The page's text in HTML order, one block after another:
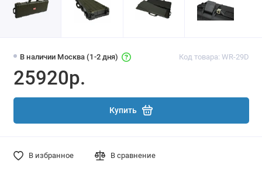
В наличии Москва (1-2 дня) Код товара: WR-29D
25920р.
Купить
В избранное В сравнение